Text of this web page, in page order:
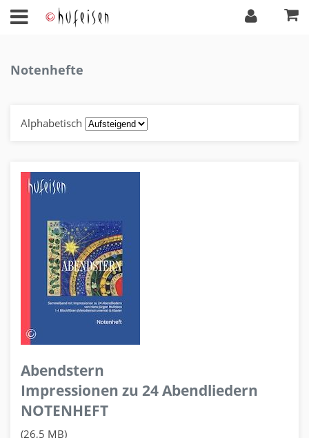
Notenhefte
Alphabetisch
Abendstern
Impressionen zu 24 Abendliedern
NOTENHEFT
(26,5 MB)